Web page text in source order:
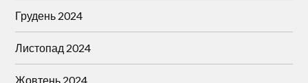
Грудень 2024
Листопад 2024
Жовтень 2024